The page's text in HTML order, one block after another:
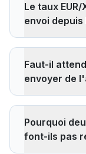
Le taux
envoi depuis
accord
vous envoyiez
autre pays de
identique et ne
appliquée par
Faut-il
envoyer de
Choisissez
officiel complet
Pourquoi
font-ils pas